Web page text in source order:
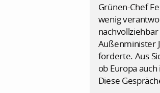
Grünen-Chef
wenig
Außenminister
forderte. Aus
ob Europa
Diese